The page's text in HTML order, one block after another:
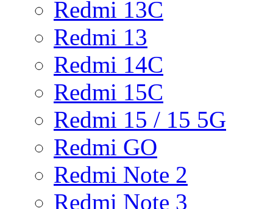
Redmi 13C
Redmi 13
Redmi 14C
Redmi 15C
Redmi 15 / 15 5G
Redmi GO
Redmi Note 2
Redmi Note 3